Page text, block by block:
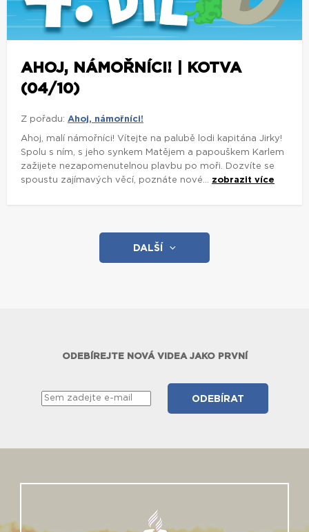
AHOJ, NÁMOŘNÍCI! | KOTVA
(04/10)
Z pořadu: Ahoj, námořníci!
Ahoj, malí námořníci! Vítejte na palubě lodi kapitána Jirky!
Spolu s ním, s jeho synkem Matějem a papouškem Karlem
zažijete nezapomenutelnou plavbu po moři. Dozvíte se
spoustu zajímavých věcí, poznáte nové... zobrazit více
DALŠÍ
ODEBÍREJTE NOVÁ VIDEA JAKO PRVNÍ